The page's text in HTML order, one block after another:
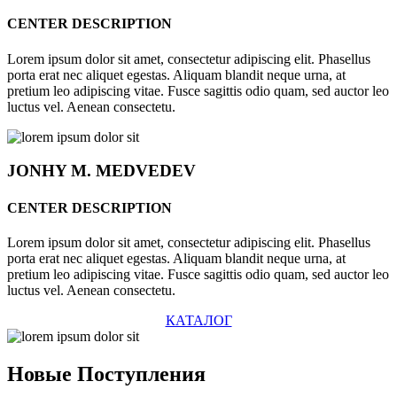
CENTER DESCRIPTION
Lorem ipsum dolor sit amet, consectetur adipiscing elit. Phasellus
porta erat nec aliquet egestas. Aliquam blandit neque urna, at
pretium leo adipiscing vitae. Fusce sagittis odio quam, sed auctor leo
luctus vel. Aenean consectetu.
JONHYM. MEDVEDEV
CENTER DESCRIPTION
Lorem ipsum dolor sit amet, consectetur adipiscing elit. Phasellus
porta erat nec aliquet egestas. Aliquam blandit neque urna, at
pretium leo adipiscing vitae. Fusce sagittis odio quam, sed auctor leo
luctus vel. Aenean consectetu.
КАТАЛОГ
Новые Поступления